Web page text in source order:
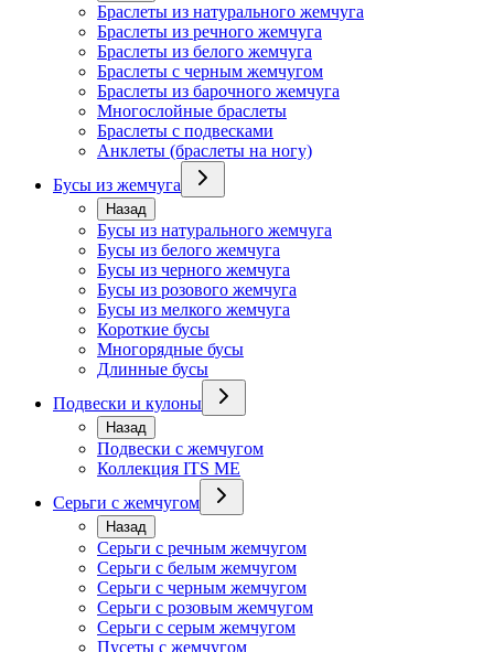
Браслеты из натурального жемчуга
Браслеты из речного жемчуга
Браслеты из белого жемчуга
Браслеты с черным жемчугом
Браслеты из барочного жемчуга
Многослойные браслеты
Браслеты с подвесками
Анклеты (браслеты на ногу)
Бусы из жемчуга
Назад
Бусы из натурального жемчуга
Бусы из белого жемчуга
Бусы из черного жемчуга
Бусы из розового жемчуга
Бусы из мелкого жемчуга
Короткие бусы
Многорядные бусы
Длинные бусы
Подвески и кулоны
Назад
Подвески с жемчугом
Коллекция ITS ME
Серьги с жемчугом
Назад
Серьги с речным жемчугом
Серьги с белым жемчугом
Серьги с черным жемчугом
Серьги с розовым жемчугом
Серьги с серым жемчугом
Пусеты с жемчугом